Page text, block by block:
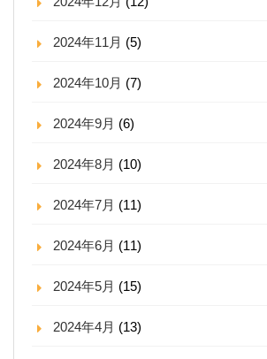
2024年11月 (5)
2024年10月 (7)
2024年9月 (6)
2024年8月 (10)
2024年7月 (11)
2024年6月 (11)
2024年5月 (15)
2024年4月 (13)